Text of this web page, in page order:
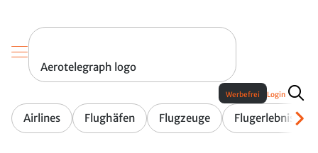
Aerotelegraph logo
Airlines Flughäfen Flugzeuge Flugerlebnis
Werbefrei Login